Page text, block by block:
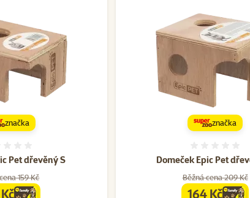
Pet dřevěný S
159 Kč
značka
Domeček Epic Pet
Běžná cena 209 Kč
164 Kč
značka